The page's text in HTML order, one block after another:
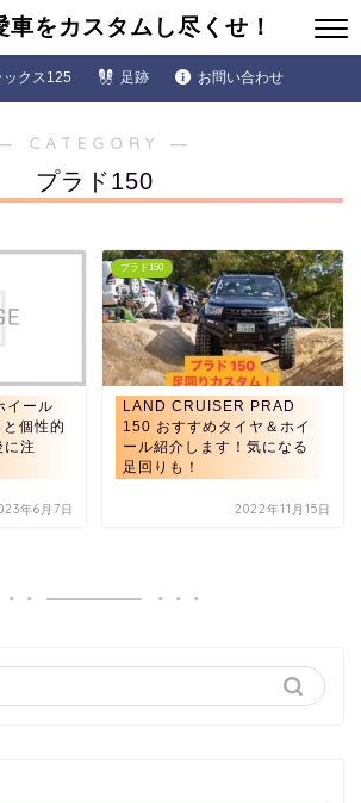
車をカスタムし尽くせ！
ックス125 足跡 お問い合わせ
CATEGORY ―
プラド150
イール
個性的
注
年6月7日
プラド150
LAND CRUISER PRAD
150 おすすめタイヤ＆ホイ
ール紹介します！気になる
足回りも！
2022年11月15日